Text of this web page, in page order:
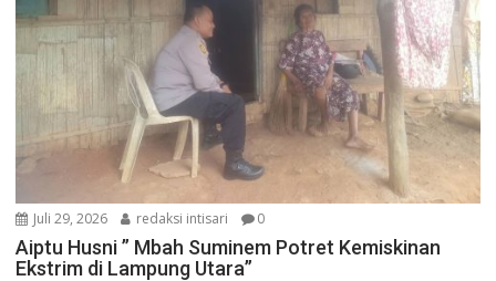
Juli 29, 2026 redaksi intisari 0
Aiptu Husni ” Mbah Suminem Potret Kemiskinan
Ekstrim di Lampung Utara”